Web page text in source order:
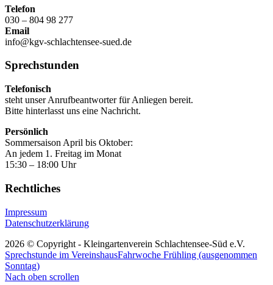
Telefon
030 – 804 98 277
Email
info@kgv-schlachtensee-sued.de
Sprechstunden
Telefonisch
steht unser Anrufbeantworter für Anliegen bereit.
Bitte hinterlasst uns eine Nachricht.
Persönlich
Sommersaison April bis Oktober:
An jedem 1. Freitag im Monat
15:30 – 18:00 Uhr
Rechtliches
Impressum
Datenschutzerklärung
2026 © Copyright - Kleingartenverein Schlachtensee-Süd e.V.
Sprechstunde im VereinshausFahrwoche Frühling (ausgenommen
Sonntag)
Nach oben scrollen